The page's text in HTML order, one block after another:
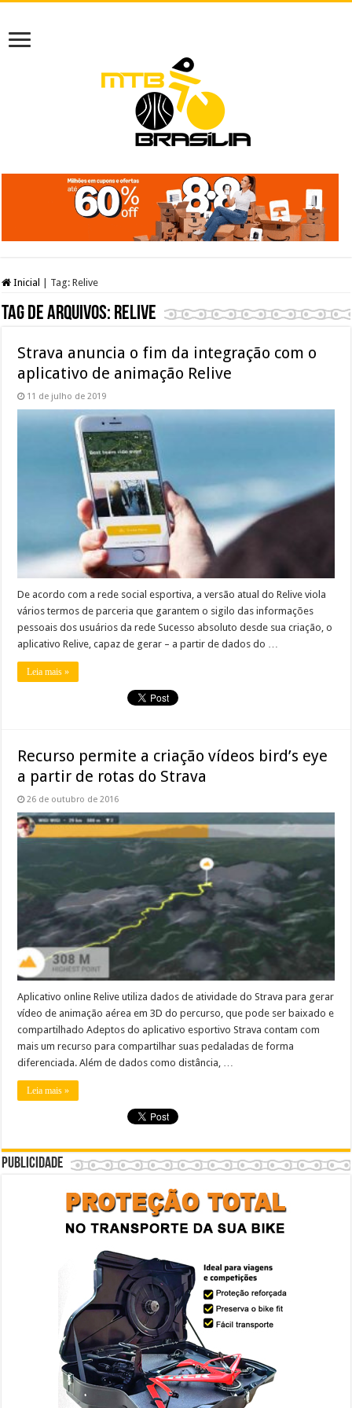
Inicial Tag:Relive
Tag de arquivos: Relive
Strava anuncia o fim da integração com o
aplicativo de animação Relive
11 de julho de 2019
De acordo com a rede social esportiva, a versão atual do Relive viola
vários termos de parceria que garantem o sigilo das informações
pessoais dos usuários da rede Sucesso absoluto desde sua criação, o
aplicativo Relive, capaz de gerar – a partir de dados do …
Leia mais »
Recurso permite a criação vídeos bird’s eye
a partir de rotas do Strava
26 de outubro de 2016
Aplicativo online Relive utiliza dados de atividade do Strava para gerar
vídeo de animação aérea em 3D do percurso, que pode ser baixado e
compartilhado Adeptos do aplicativo esportivo Strava contam com
mais um recurso para compartilhar suas pedaladas de forma
diferenciada. Além de dados como distância, …
Leia mais »
Publicidade